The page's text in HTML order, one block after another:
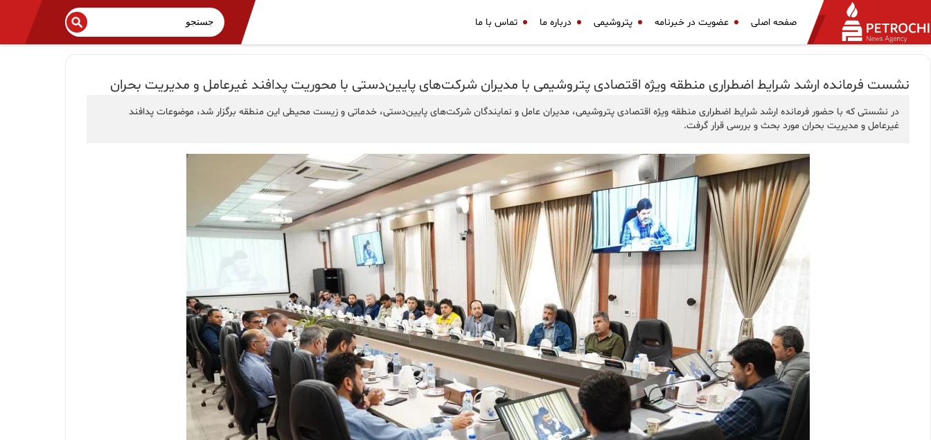
صفحه اصلی عضویت در خبرنامه پتروشیمی درباره ما تماس با ما
نشست فرمانده ارشد شرایط اضطراری منطقه ویژه اقتصادی پتروشیمی با مدیران شرکت‌های پایین‌دستی با محوریت پدافند غیرعامل و مدیریت بحران
در نشستی که با حضور فرمانده ارشد شرایط اضطراری منطقه ویژه اقتصادی پتروشیمی، مدیران عامل و نمایندگان شرکت‌های پایین‌دستی، خدماتی و زیست محیطی این منطقه برگزار شد، موضوعات پدافند
غیرعامل و مدیریت بحران مورد بحث و بررسی قرار گرفت.